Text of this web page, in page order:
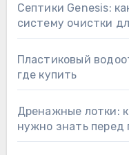
Септики Genesis:
систему очистки
Пластиковый
где купить
Дренажные лотки:
нужно знать перед